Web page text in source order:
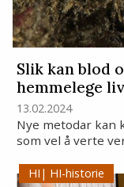
Slik kan blod
hemmelege liv
13.02.2024
Nye metodar kan
som vel å verte
HI-historie